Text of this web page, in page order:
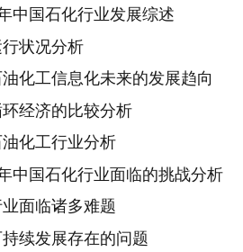
中国石化行业发展综述
状况分析
化工信息化未来的发展趋向
经济的比较分析
化工行业分析
中国石化行业面临的挑战分析
面临诸多难题
续发展存在的问题